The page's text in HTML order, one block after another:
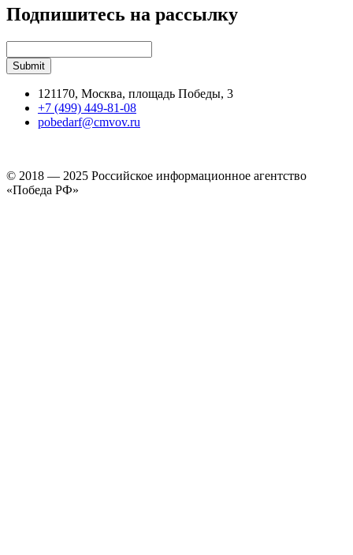
Подпишитесь на рассылку
121170, Москва, площадь Победы, 3
+7 (499) 449-81-08
pobedarf@cmvov.ru
© 2018 — 2025 Российское информационное агентство
«Победа РФ»